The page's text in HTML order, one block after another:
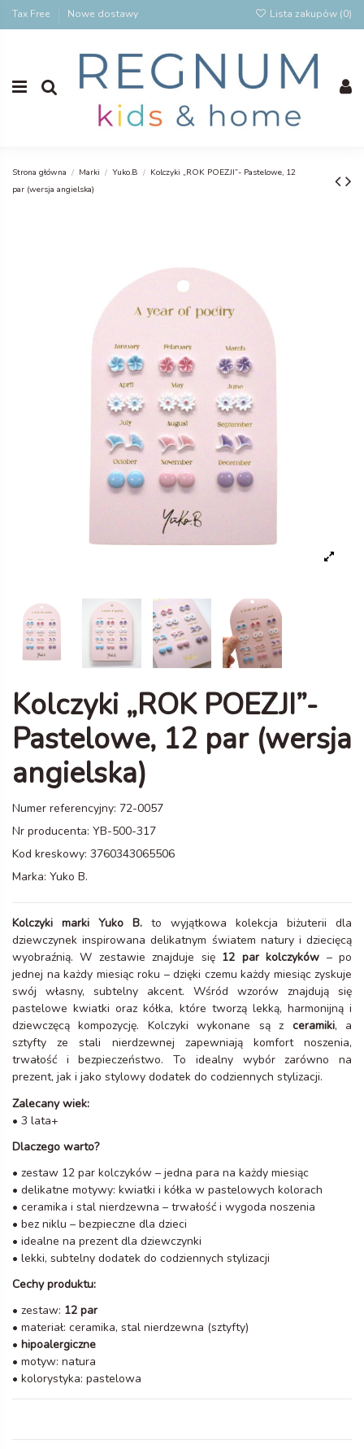
Tax Free Nowe dostawy Lista zakupów (0)
Strona główna Marki Yuko.B
Kolczyki „ROK POEZJI”- Pastelowe, 12
par (wersja angielska)
Kolczyki „ROK POEZJI”-
Pastelowe, 12 par (wersja
angielska)
Numer referencyjny: 72-0057
Nr producenta: YB-500-317
Kod kreskowy: 3760343065506
Marka: Yuko B.
Kolczyki marki Yuko B. to wyjątkowa kolekcja biżuterii dla
dziewczynek inspirowana delikatnym światem natury i dziecięcą
wyobraźnią. W zestawie znajduje się 12 par kolczyków – po
jednej na każdy miesiąc roku – dzięki czemu każdy miesiąc zyskuje
swój własny, subtelny akcent. Wśród wzorów znajdują się
pastelowe kwiatki oraz kółka, które tworzą lekką, harmonijną i
dziewczęcą kompozycję. Kolczyki wykonane są z ceramiki, a
sztyfty ze stali nierdzewnej zapewniają komfort noszenia,
trwałość i bezpieczeństwo. To idealny wybór zarówno na
prezent, jak i jako stylowy dodatek do codziennych stylizacji.
Zalecany wiek:
• 3 lata+
Dlaczego warto?
• zestaw 12 par kolczyków – jedna para na każdy miesiąc
• delikatne motywy: kwiatki i kółka w pastelowych kolorach
• ceramika i stal nierdzewna – trwałość i wygoda noszenia
• bez niklu – bezpieczne dla dzieci
• idealne na prezent dla dziewczynki
• lekki, subtelny dodatek do codziennych stylizacji
Cechy produktu:
• zestaw: 12 par
• materiał: ceramika, stal nierdzewna (sztyfty)
• hipoalergiczne
• motyw: natura
• kolorystyka: pastelowa